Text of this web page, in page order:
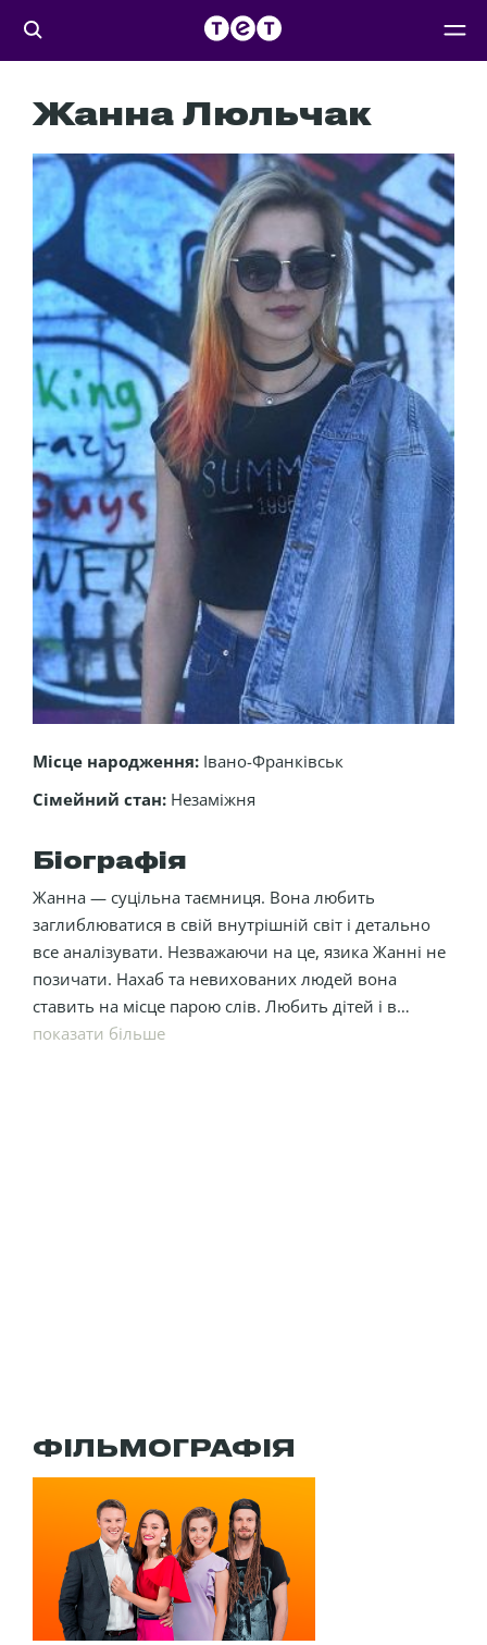
Жанна Люльчак
Місце народження: Івано-Франківськ
Сімейний стан: Незаміжня
Біографія
Жанна — суцільна таємниця. Вона любить
заглиблюватися в свій внутрішній світ і детально
все аналізувати. Незважаючи на це, язика Жанні не
позичати. Нахаб та невихованих людей вона
ставить на місце парою слів. Любить дітей і в
найближчі роки хотіла б народити власного
показати більше
ФІЛЬМОГРАФІЯ